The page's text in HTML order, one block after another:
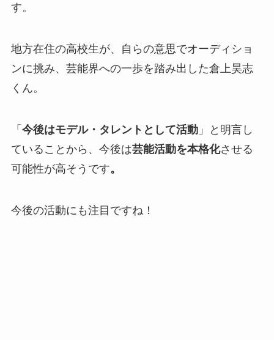
す。
地方在住の高校生が、自らの意思でオーディショ
ンに挑み、芸能界への一歩を踏み出した倉上昊志
くん。
「 今後はモデル・タレントとして活動」と明言し
ていることから、今後は芸能活動を本格化させる
可能性が高そうです。
今後の活動にも注目ですね！